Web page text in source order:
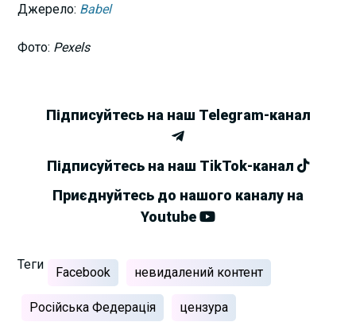
Джерело: Babel
Фото: Pexels
Підписуйтесь на наш Telegram-канал
Підписуйтесь на наш TikTok-канал
Приєднуйтесь до нашого каналу на
Youtube
Теги
Facebook невидалений контент
Російська Федерація цензура